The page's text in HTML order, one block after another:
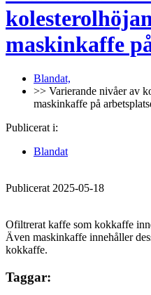
maskinkaffe
Blandat,
>> Varierande nivåer av
maskinkaffe på
Publicerat i:
Blandat
Publicerat 2025-05-18
Ofiltrerat kaffe som kokkaffe
Även maskinkaffe innehåller
kokkaffe.
Taggar: